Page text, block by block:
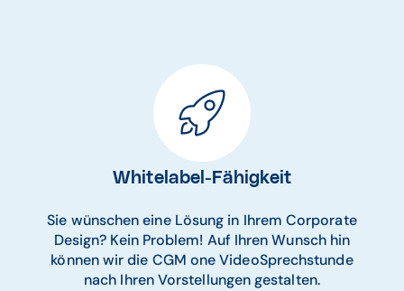
Whitelabel-Fähigkeit
Sie wünschen eine Lösung in Ihrem Corporate
Design? Kein Problem! Auf Ihren Wunsch hin
können wir die CGM one VideoSprechstunde
nach Ihren Vorstellungen gestalten.